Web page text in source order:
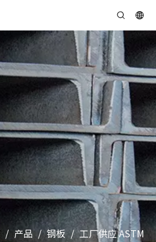
/ 产品 / 钢板 / 工厂供应 ASTM